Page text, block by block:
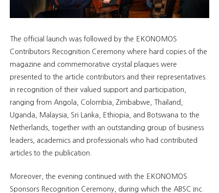
The official launch was followed by the EKONOMOS
Contributors Recognition Ceremony where hard copies of the
magazine and commemorative crystal plaques were
presented to the article contributors and their representatives
in recognition of their valued support and participation,
ranging from Angola, Colombia, Zimbabwe, Thailand,
Uganda, Malaysia, Sri Lanka, Ethiopia, and Botswana to the
Netherlands, together with an outstanding group of business
leaders, academics and professionals who had contributed
articles to the publication.
Moreover, the evening continued with the EKONOMOS
Sponsors Recognition Ceremony, during which the ABSC Inc.